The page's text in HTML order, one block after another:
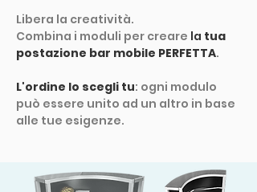
Libera la creatività.
Combina i moduli per creare la tua
postazione bar mobile PERFETTA.
L'ordine lo scegli tu: ogni modulo
può essere unito ad un altro in base
alle tue esigenze.